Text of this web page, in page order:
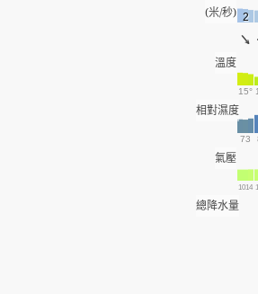
(米/秒) 2
溫度
15°
相對濕度
73
氣壓
1014
總降水量